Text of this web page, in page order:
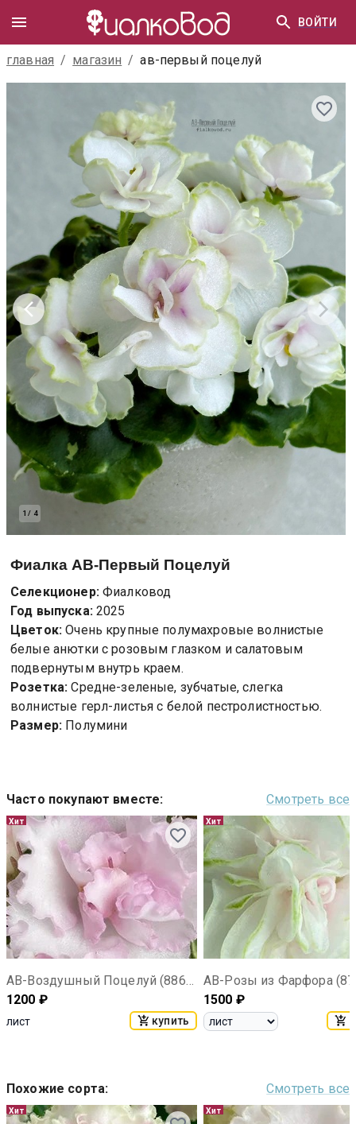
ВОЙТИ
главная / магазин / ав-первый поцелуй
1 / 4
Фиалка АВ-Первый Поцелуй
Селекционер: Фиалковод
Год выпуска: 2025
Цветок: Очень крупные полумахровые волнистые
белые анютки с розовым глазком и салатовым
подвернутым внутрь краем.
Розетка: Средне-зеленые, зубчатые, слегка
волнистые герл-листья с белой пестролистностью.
Размер: Полумини
Часто покупают вместе: Смотреть все
Хит
АВ-Воздушный Поцелуй (886-23)
1200 ₽
лист купить
Хит
АВ-Розы из Фарфора
1500 ₽
Похожие сорта: Смотреть все
Хит Хит